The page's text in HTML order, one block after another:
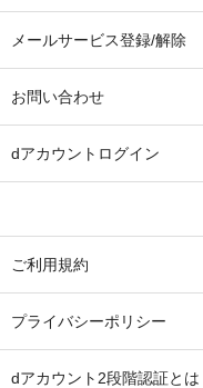
メールサービス登録/解除
お問い合わせ
dアカウントログイン
ご利用規約
プライバシーポリシー
dアカウント2段階認証とは